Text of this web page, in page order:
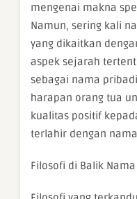
mengenai makna
Namun, sering kali
yang dikaitkan
aspek sejarah
sebagai nama
harapan orang tua
kualitas positif
terlahir dengan
Filosofi di Balik Nama